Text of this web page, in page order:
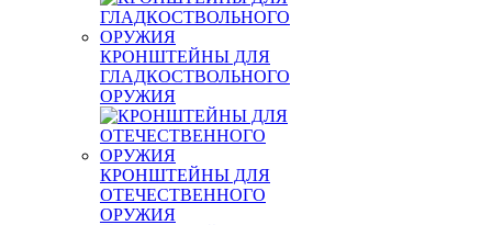
КРОНШТЕЙНЫ ДЛЯ
ГЛАДКОСТВОЛЬНОГО
ОРУЖИЯ
КРОНШТЕЙНЫ ДЛЯ
ОТЕЧЕСТВЕННОГО
ОРУЖИЯ